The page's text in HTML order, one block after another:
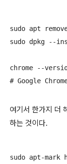
sudo apt
sudo dpkg --
chrome
# Google
여기서 한가지 더
하는 것이다.
sudo apt-mark